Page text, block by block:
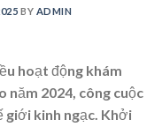
BY ADMIN
hoạt động khám
năm 2024, công cuộc
giới kinh ngạc. Khởi